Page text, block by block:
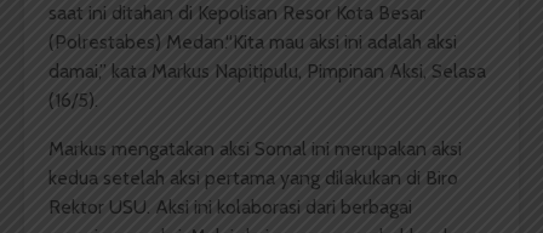
saat ini ditahan di Kepolisan Resor Kota Besar
(Polrestabes) Medan.“Kita mau aksi ini adalah aksi
damai,” kata Markus Napitipulu, Pimpinan Aksi, Selasa
(16/5).
Markus mengatakan aksi Somal ini merupakan aksi
kedua setelah aksi pertama yang dilakukan di Biro
Rektor USU. Aksi ini kolaborasi dari berbagai